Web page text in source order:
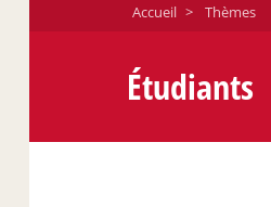
Accueil > Thèmes
Étudiants